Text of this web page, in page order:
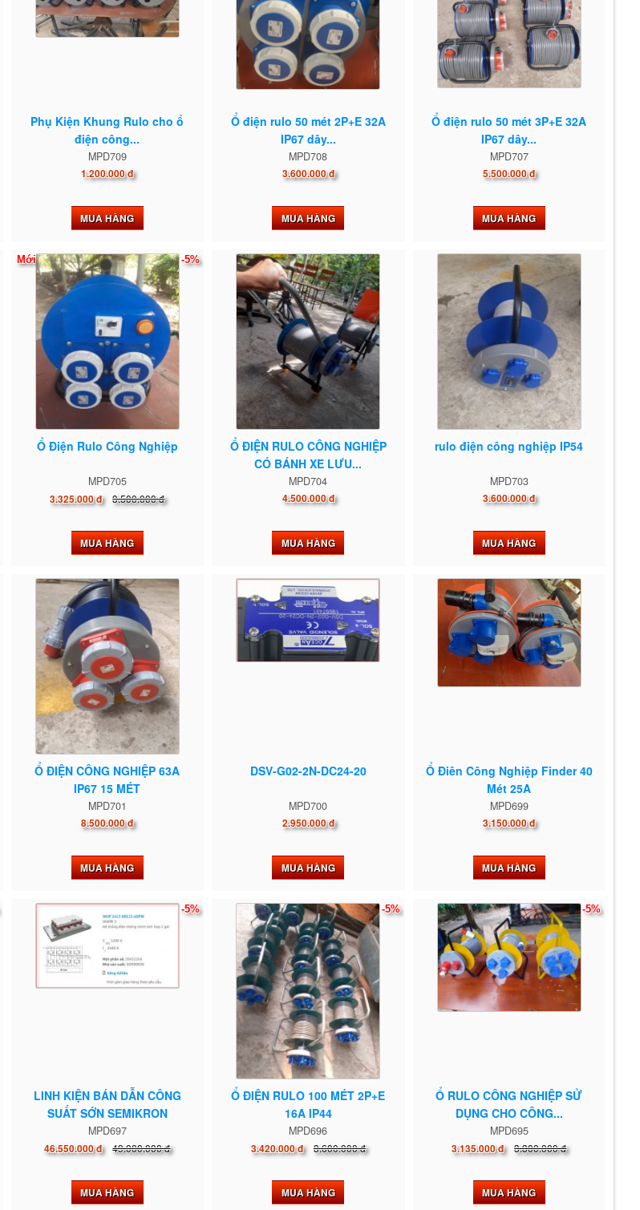
Phụ Kiện Khung Rulo cho ổ
điện công...
MPD709
1.200.000 đ
MUA HÀNG
Ổ điện rulo 50 mét 2P+E 32A
IP67 dây...
MPD708
3.600.000 đ
MUA HÀNG
Ổ điện rulo 50 mét 3P+E 32A
IP67 dây...
MPD707
5.500.000 đ
MUA HÀNG
Mới -5%
Ổ Điện Rulo Công Nghiệp
MPD705
3.325.000 đ 3.500.000 đ
MUA HÀNG
Ổ ĐIỆN RULO CÔNG NGHIỆP
CÓ BÁNH XE LƯU...
MPD704
4.500.000 đ
MUA HÀNG
rulo điện công nghiệp IP54
MPD703
3.600.000 đ
MUA HÀNG
Ổ ĐIỆN CÔNG NGHIỆP 63A
IP67 15 MÉT
MPD701
8.500.000 đ
MUA HÀNG
DSV-G02-2N-DC24-20
MPD700
2.950.000 đ
MUA HÀNG
Ổ Điên Công Nghiệp Finder 40
Mét 25A
MPD699
3.150.000 đ
MUA HÀNG
-5%
LINH KIỆN BÁN DẪN CÔNG
SUẤT SỚN SEMIKRON
MPD697
46.550.000 đ 49.000.000 đ
MUA HÀNG
-5%
Ổ ĐIỆN RULO 100 MÉT 2P+E
16A IP44
MPD696
3.420.000 đ 3.600.000 đ
MUA HÀNG
-5%
Ổ RULO CÔNG NGHIỆP SỬ
DỤNG CHO CÔNG...
MPD695
3.135.000 đ 3.300.000 đ
MUA HÀNG